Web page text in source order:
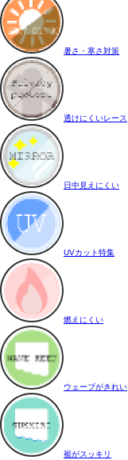
暑さ・寒さ対策
透けにくいレース
日中見えにくい
UVカット特集
燃えにくい
ウェーブがきれい
裾がスッキリ